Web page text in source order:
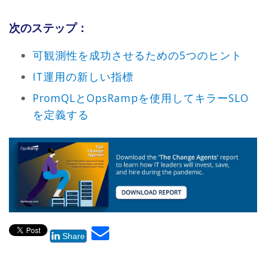
次のステップ：
可観測性を成功させるための5つのヒント
IT運用の新しい指標
PromQLとOpsRampを使用してキラーSLO
を定義する
Share